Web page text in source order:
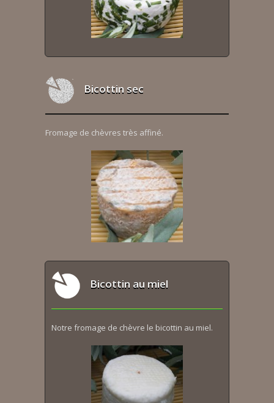
Bicottin sec
Fromage de chèvres très affiné.
Bicottin au miel
Notre fromage de chèvre le bicottin au miel.